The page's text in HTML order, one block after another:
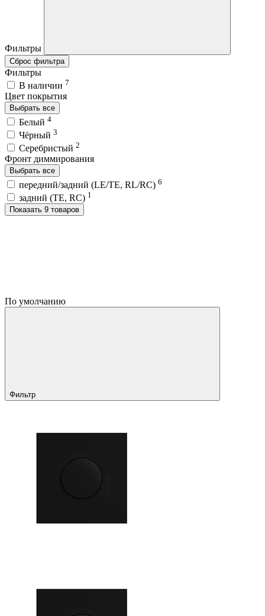
Фильтры
Сброс фильтра
Фильтры
В наличии 7
Цвет покрытия
Выбрать все
Белый 4
Чёрный 3
Серебристый 2
Фронт диммирования
Выбрать все
передний/задний (LE/TE, RL/RC) 6
задний (TE, RC) 1
Показать 9 товаров
По умолчанию
Фильтр